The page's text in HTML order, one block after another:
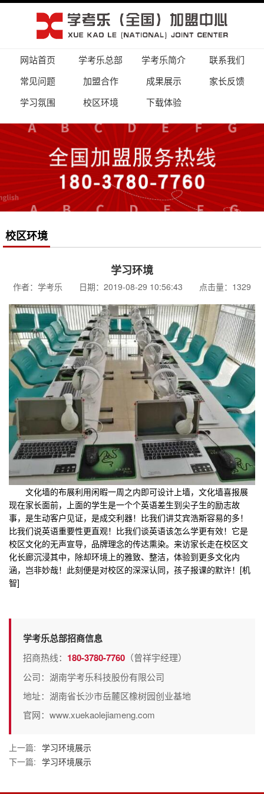
网站首页 学考乐总部 学考乐简介
联系我们
常见问题
加盟合作 成果展示
家长反馈
学习氛围
校区环境 下载体验
校区环境
学习环境
作者：学考乐 日期：2019-08-29 10:56:43 点击量：1329
文化墙的布展利用闲暇一周之内即可设计上墙，文化墙喜报展
现在家长面前，上面的学生是一个个英语差生到尖子生的励志故
事，是生动客户见证，是成交利器！比我们讲艾宾浩斯容易的多！
比我们说英语重要性更直观！比我们谈英语该怎么学更有效！它是
校区文化的无声宣导，品牌理念的传达熏染。来访家长走在校区文
化长廊沉浸其中，除却环境上的雅致、整洁，体验到更多文化内
涵，岂非妙哉！此刻便是对校区的深深认同，孩子报课的默许！[机
智]
学考乐总部招商信息
招商热线： 180-3780-7760 （曾祥宇经理）
公司：湖南学考乐科技股份有限公司
地址：湖南省长沙市岳麓区橡树园创业基地
官网：www.xuekaolejiameng.com
上一篇: 学习环境展示
下一篇: 学习环境展示